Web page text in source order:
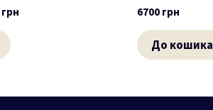
грн 6700 грн
До кошика